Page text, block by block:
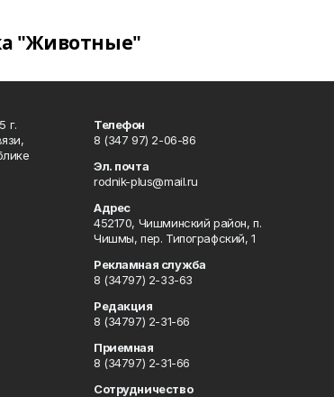
"Животные"
г.
Телефон
8 (347 97) 2-06-86
Эл. почта
rodnik-plus@mail.ru
Адрес
452170, Чишминский район, п.
Чишмы, пер. Типографский, 1
Рекламная служба
8 (34797) 2-33-63
Редакция
8 (34797) 2-31-66
Приемная
8 (34797) 2-31-66
Сотрудничество